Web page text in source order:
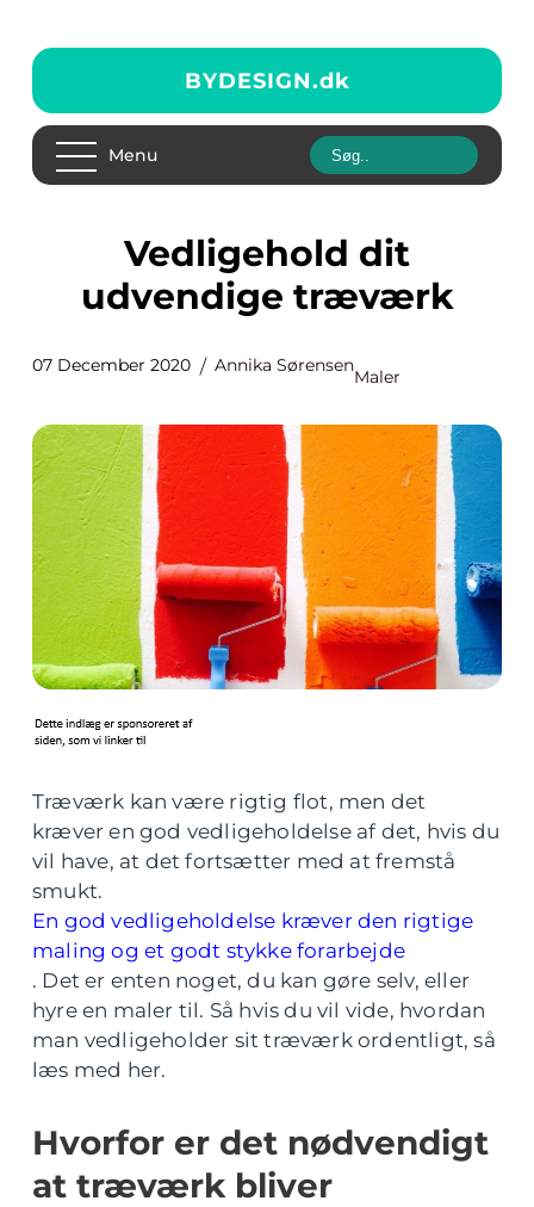
BYDESIGN.dk
Menu
Vedligehold dit
udvendige træværk
07 December 2020 Annika Sørensen
Maler
Træværk kan være rigtig flot, men det
kræver en god vedligeholdelse af det, hvis du
vil have, at det fortsætter med at fremstå
smukt.
En god vedligeholdelse kræver den rigtige
maling og et godt stykke forarbejde
. Det er enten noget, du kan gøre selv, eller
hyre en maler til. Så hvis du vil vide, hvordan
man vedligeholder sit træværk ordentligt, så
læs med her.
Hvorfor er det nødvendigt
at træværk bliver